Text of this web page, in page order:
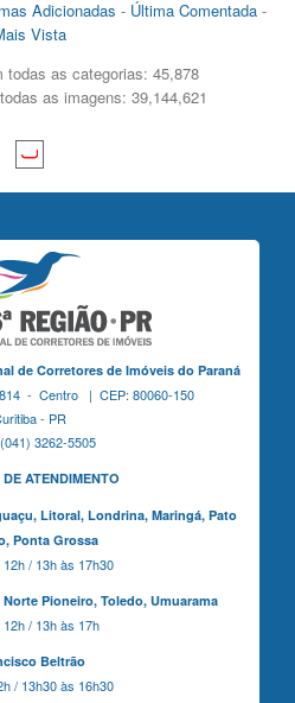
Adicionadas - Última Comentada-
Vista
todas as categorias: 45,878
as imagens: 39,144,621
de Corretores de Imóveis do Paraná
814 - Centro | CEP: 80060-150
- PR
3262-5505
ATENDIMENTO
Litoral, Londrina, Maringá, Pato
Ponta Grossa
/ 13h às 17h30
Norte Pioneiro, Toledo, Umuarama
12h / 13h às 17h
Beltrão
/ 13h30 às 16h30